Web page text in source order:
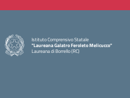
Istituto Comprensivo Statale
"Laureana Galatro Feroleto Melicucco"
Laureana di Borrello (RC)